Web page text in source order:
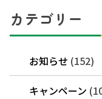
カテゴリー
お知らせ (152)
キャンペーン